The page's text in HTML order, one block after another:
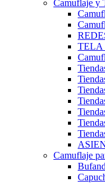
Camuflaje y
TELA
Camuflaje